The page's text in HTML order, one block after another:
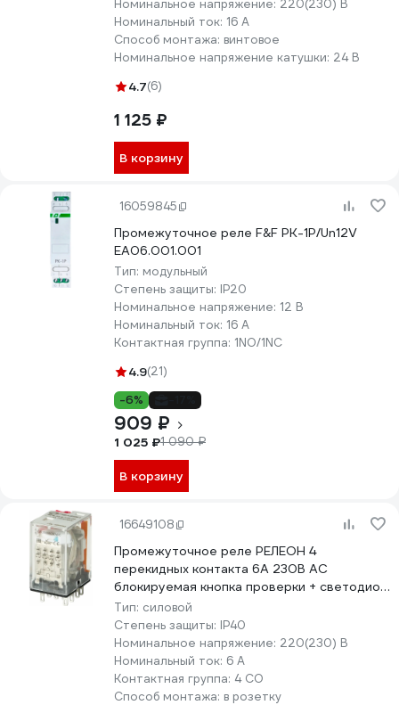
Номинальное напряжение: 220(230) В
Номинальный ток: 16 А
Способ монтажа: винтовое
Номинальное напряжение катушки: 24 В
4.7(6)
1 125 ₽
В корзину
16059845
Промежуточное реле F&F PK-1P/Un12V
EA06.001.001
Тип: модульный
Степень защиты: IP20
Номинальное напряжение: 12 В
Номинальный ток: 16 А
Контактная группа: 1NO/1NC
4.9(21)
-6%
909 ₽
1 025 ₽1 090 ₽
В корзину
16649108
Промежуточное реле РЕЛЕОН 4
перекидных контакта 6А 230В AC
блокируемая кнопка проверки + светодиод
RP434823005
Тип: силовой
Степень защиты: IP40
Номинальное напряжение: 220(230) В
Номинальный ток: 6 А
Контактная группа: 4 CO
Способ монтажа: в розетку